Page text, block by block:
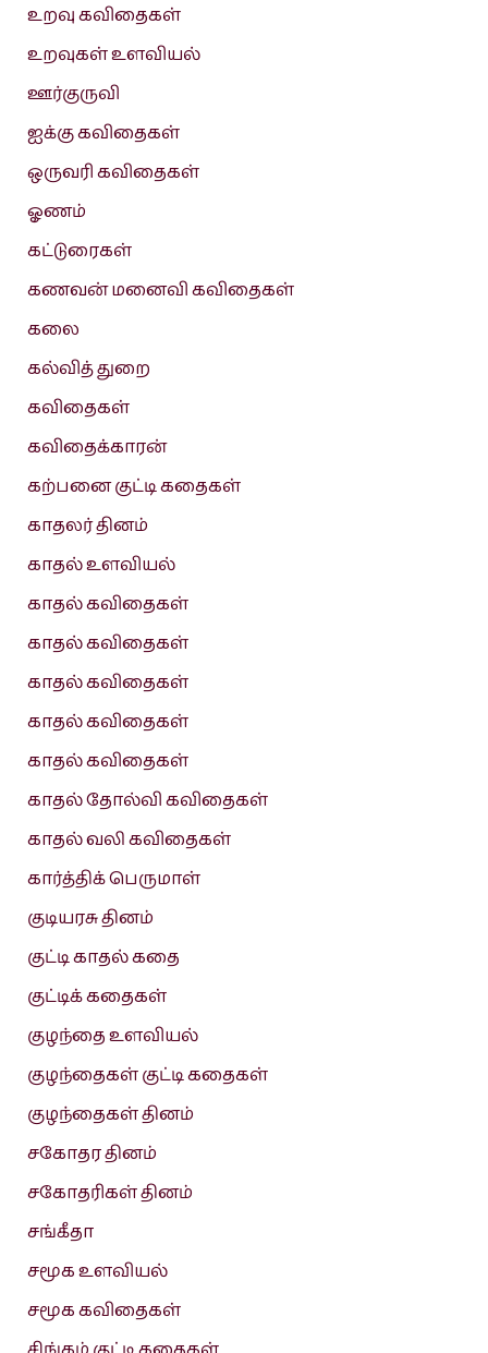
உறவு கவிதைகள்
உறவுகள் உளவியல்
ஊர்குருவி
ஐக்கு கவிதைகள்
ஒருவரி கவிதைகள்
ஓணம்
கட்டுரைகள்
கணவன் மனைவி கவிதைகள்
கலை
கல்வித் துறை
கவிதைகள்
கவிதைக்காரன்
கற்பனை குட்டி கதைகள்
காதலர் தினம்
காதல் உளவியல்
காதல் கவிதைகள்
காதல் கவிதைகள்
காதல் கவிதைகள்
காதல் கவிதைகள்
காதல் கவிதைகள்
காதல் தோல்வி கவிதைகள்
காதல் வலி கவிதைகள்
கார்த்திக் பெருமாள்
குடியரசு தினம்
குட்டி காதல் கதை
குட்டிக் கதைகள்
குழந்தை உளவியல்
குழந்தைகள் குட்டி கதைகள்
குழந்தைகள் தினம்
சகோதர தினம்
சகோதரிகள் தினம்
சங்கீதா
சமூக உளவியல்
சமூக கவிதைகள்